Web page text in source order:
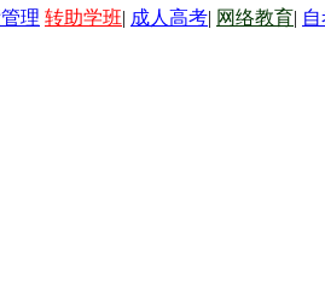
理 转助学班| 成人高考| 网络教育|